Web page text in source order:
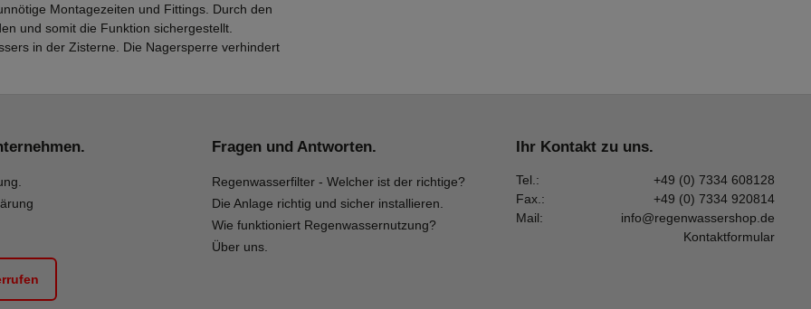
Montagezeiten und Fittings. Durch den
und somit die Funktion sichergestellt.
in der Zisterne. Die Nagersperre verhindert
Fragen und Antworten.
Regenwasserfilter - Welcher ist der richtige?
Die Anlage richtig und sicher installieren.
Wie funktioniert Regenwassernutzung?
Über uns.
Ihr Kontakt zu uns.
Tel.:
+49 (0) 7334 608128
Fax.:
+49 (0) 7334 920814
Mail:
info@regenwassershop.de
Kontaktformular